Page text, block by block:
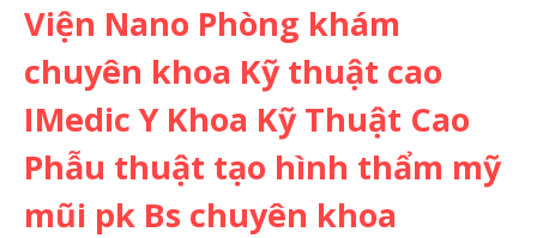
Viện Nano Phòng khám
chuyên khoa Kỹ thuật cao
IMedic Y Khoa Kỹ Thuật Cao
Phẫu thuật tạo hình thẩm mỹ
mũi pk Bs chuyên khoa